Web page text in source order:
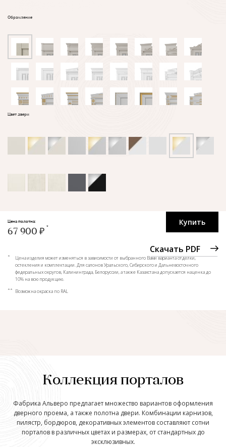
Обрамление
Цвет двери
Купить
Скачать PDF
Цена полотна:
67 900 ₽
*
Цена изделия может изменяться в зависимости от выбранного Вами варианта отделки,
остекления и комплектации. Для салонов Уральского, Сибирского и Дальневосточного
федеральных округов, Калининграда, Белоруссии, а также Казахстана допускается наценка до
10% на всю продукцию.
** Возможна окраска по RAL
Коллекция порталов
Фабрика Альверо предлагает множество вариантов оформления
дверного проема, а также полотна двери. Комбинации карнизов,
пилястр, бордюров, декоративных элементов составляют сотни
порталов в различных цветах и размерах, от стандартных до
эксклюзивных.